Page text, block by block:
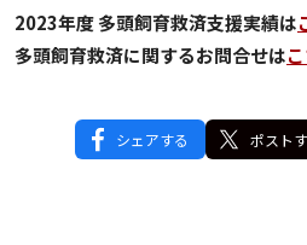
2023年度 多頭飼育救済支援実績は
多頭飼育救済に関するお問合せは
シェアする ポスト